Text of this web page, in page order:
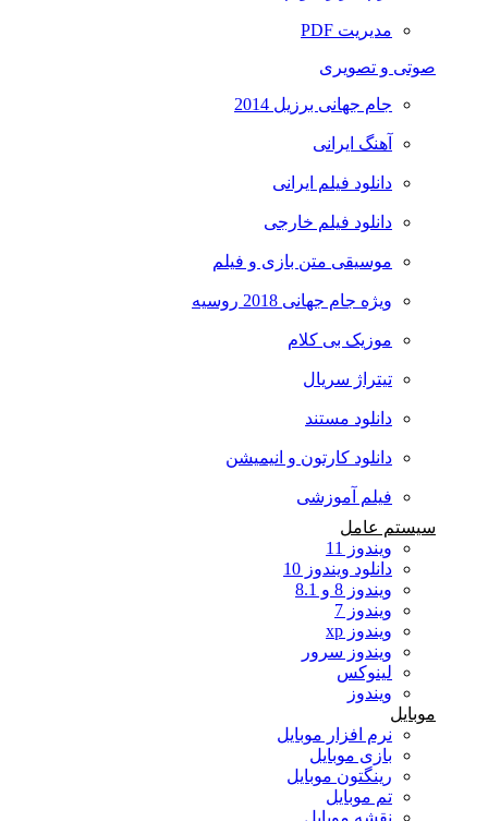
مدیریت PDF
صوتی و تصویری
جام جهانی برزیل 2014
آهنگ ایرانی
دانلود فیلم ایرانی
دانلود فیلم خارجی
موسیقی متن بازی و فیلم
ویژه جام جهانی 2018 روسیه
موزیک بی کلام
تیتراژ سریال
دانلود مستند
دانلود کارتون و انیمیشن
فیلم آموزشی
سیستم عامل
ویندوز 11
دانلود ویندوز 10
ویندوز 8 و 8.1
ویندوز 7
ویندوز xp
ویندوز سرور
لینوکس
ویندوز
موبایل
نرم افزار موبایل
بازی موبایل
رینگتون موبایل
تم موبایل
نقشه موبایل